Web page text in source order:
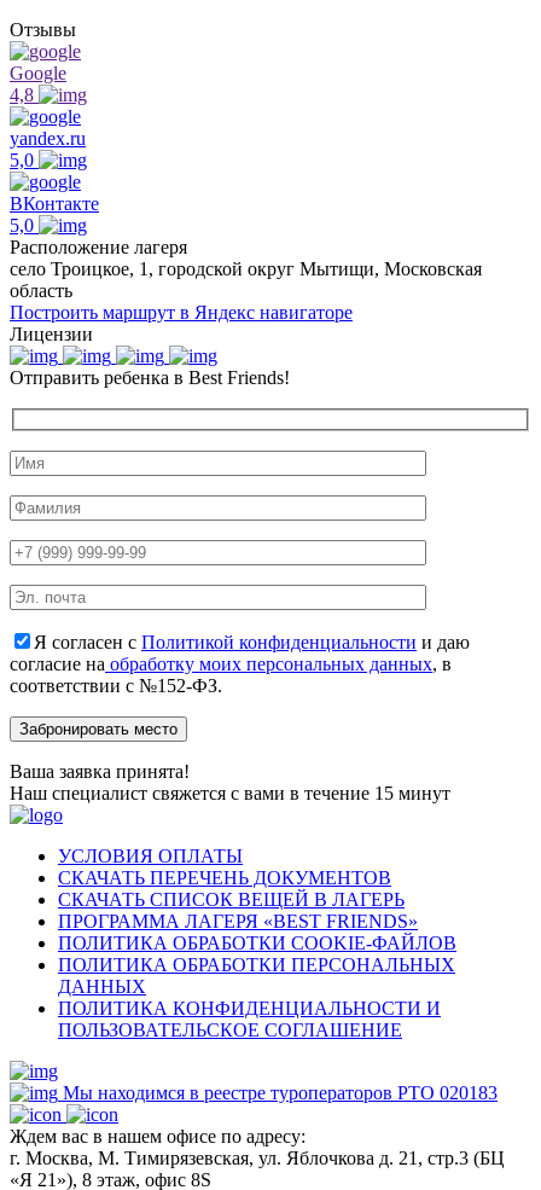
Отзывы
Google
4,8
yandex.ru
5,0
ВКонтакте
5,0
Расположение лагеря
село Троицкое, 1, городской округ Мытищи, Московская
область
Построить маршрут в Яндекс навигаторе
Лицензии
Отправить ребенка в Best Friends!
Я согласен с Политикой конфиденциальности и даю
согласие на обработку моих персональных данных, в
соответствии с №152-ФЗ.
Ваша заявка принята!
Наш специалист свяжется с вами в течение 15 минут
УСЛОВИЯ ОПЛАТЫ
СКАЧАТЬ ПЕРЕЧЕНЬ ДОКУМЕНТОВ
СКАЧАТЬ СПИСОК ВЕЩЕЙ В ЛАГЕРЬ
ПРОГРАММА ЛАГЕРЯ «BEST FRIENDS»
ПОЛИТИКА ОБРАБОТКИ COOKIE-ФАЙЛОВ
ПОЛИТИКА ОБРАБОТКИ ПЕРСОНАЛЬНЫХ
ДАННЫХ
ПОЛИТИКА КОНФИДЕНЦИАЛЬНОСТИ И
ПОЛЬЗОВАТЕЛЬСКОЕ СОГЛАШЕНИЕ
Мы находимся в реестре туроператоров РТО 020183
Ждем вас в нашем офисе по адресу:
г. Москва, М. Тимирязевская, ул. Яблочкова д. 21, стр.3 (БЦ
«Я 21»), 8 этаж, офис 8S